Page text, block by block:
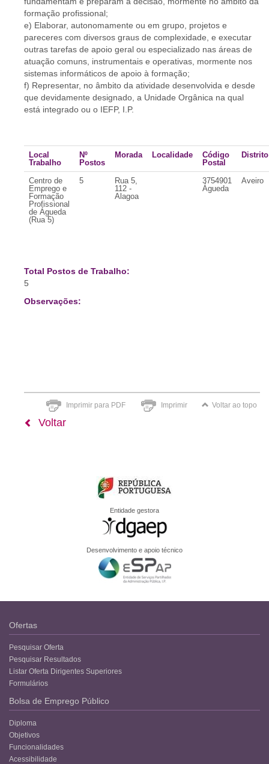
formação profissional;
e) Elaborar, autonomamente ou em grupo, projetos e
pareceres com diversos graus de complexidade, e executar
outras tarefas de apoio geral ou especializado nas áreas de
atuação comuns, instrumentais e operativas, mormente nos
sistemas informáticos de apoio à formação;
f) Representar, no âmbito da atividade desenvolvida e desde
que devidamente designado, a Unidade Orgânica na qual
está integrado ou o IEFP, I.P.
Local
Trabalho
Nº
Postos
Morada Localidade
Código
Postal
Distrito
Centro de
Emprego e
Formação
Profissional
de Águeda
(Rua 5)
5
Rua 5,
112 -
Alagoa
3754901
Águeda
Aveiro
Total Postos de Trabalho:
5
Observações:
Imprimir para PDF Imprimir Voltar ao topo
Voltar
Entidade gestora
Desenvolvimento e apoio técnico
Ofertas
Pesquisar Oferta
Pesquisar Resultados
Listar Oferta Dirigentes Superiores
Formulários
Bolsa de Emprego Público
Diploma
Objetivos
Funcionalidades
Acessibilidade